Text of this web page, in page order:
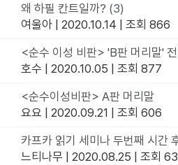
왜 하필 칸트일까? (3)
여울아
2020.10.14 조회 866
<순수 이성 비판> 'B판 머리말'
호수
2020.10.05 조회 877
<순수이성비판> A판 머리말
요요
2020.09.21 조회 606
카프카 읽기 세미나 두번째 시간
느티나무
2020.08.25 조회